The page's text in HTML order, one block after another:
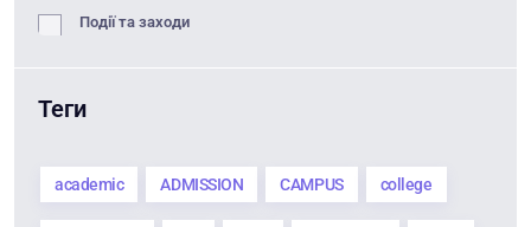
Події та заходи
Теги
academic ADMISSION CAMPUS college